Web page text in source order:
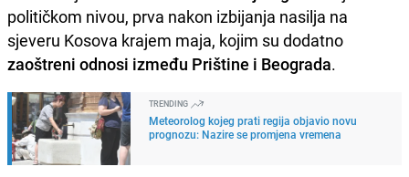
političkom nivou, prva nakon izbijanja nasilja na
sjeveru Kosova krajem maja, kojim su dodatno
zaoštreni odnosi između Prištine i Beograda.
TRENDING
Meteorolog kojeg prati regija objavio novu
prognozu: Nazire se promjena vremena